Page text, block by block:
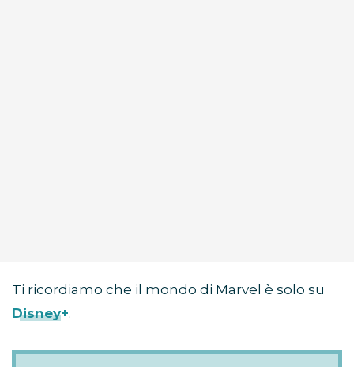
Ti ricordiamo che il mondo di Marvel è solo su
Disney+.